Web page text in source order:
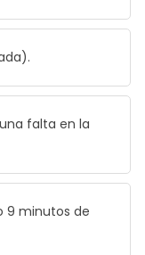
falta en la
9 minutos de